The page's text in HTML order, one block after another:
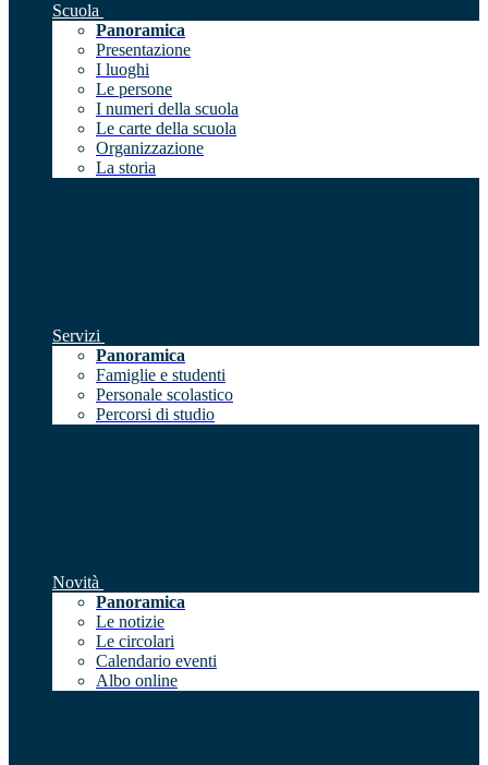
Scuola
Panoramica
Presentazione
I luoghi
Le persone
I numeri della scuola
Le carte della scuola
Organizzazione
La storia
Servizi
Panoramica
Famiglie e studenti
Personale scolastico
Percorsi di studio
Novità
Panoramica
Le notizie
Le circolari
Calendario eventi
Albo online